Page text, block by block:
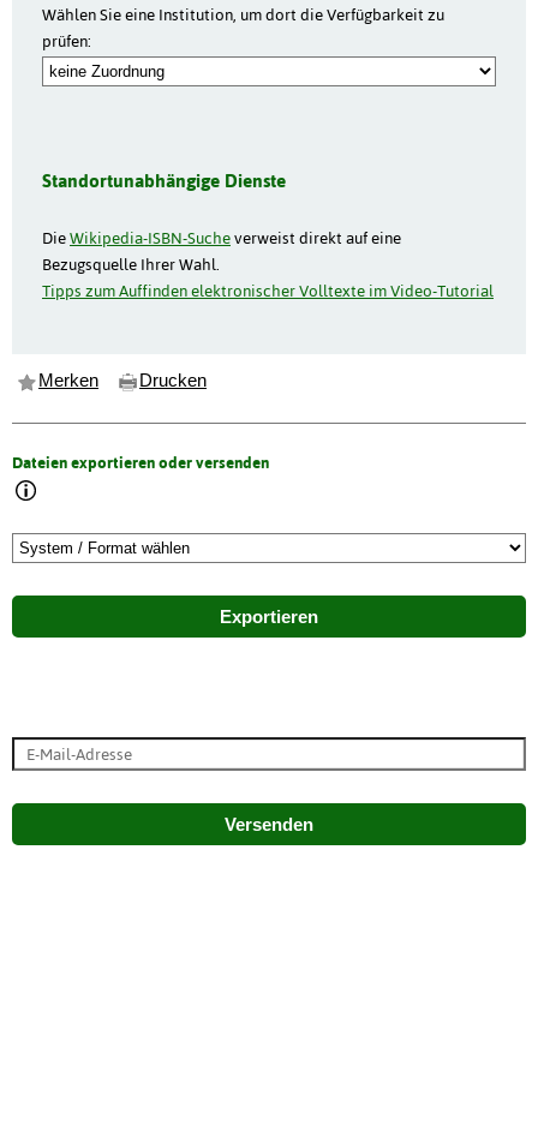
Wählen Sie eine Institution, um dort die Verfügbarkeit zu
prüfen:
Standortunabhängige Dienste
DieWikipedia-ISBN-Sucheverweist direkt auf eine
Bezugsquelle Ihrer Wahl.
Tipps zum Auffinden elektronischer Volltexte im Video-Tutorial
Merken Drucken
Dateien exportieren oder versenden
Exportieren
Versenden